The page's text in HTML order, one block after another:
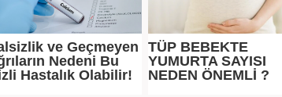
ve Geçmeyen
Nedeni Bu
Hastalık Olabilir!
TÜP BEBEKTE
YUMURTA SAYISI
NEDEN ÖNEMLİ ?